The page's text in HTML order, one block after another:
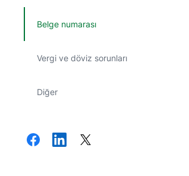
Belge numarası
Vergi ve döviz sorunları
Diğer